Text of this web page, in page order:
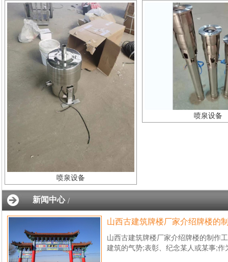
喷泉设备
喷泉设备
新闻中心 /
山西古建筑牌楼厂家介绍牌楼的
山西古建筑牌楼厂家介绍牌楼的制作
建筑的气势;表彰、纪念某人或某事;